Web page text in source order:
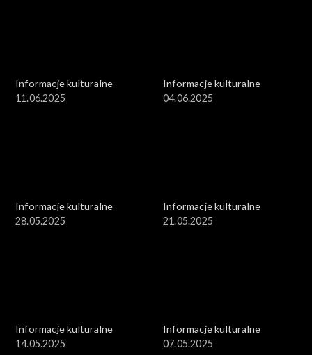
Informacje kulturalne
11.06.2025
Informacje kulturalne
04.06.2025
Informacje kulturalne
28.05.2025
Informacje kulturalne
21.05.2025
Informacje kulturalne
14.05.2025
Informacje kulturalne
07.05.2025